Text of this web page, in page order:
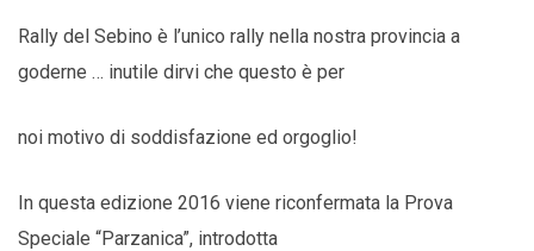
Rally del Sebino è l’unico rally nella nostra provincia a
goderne … inutile dirvi che questo è per
noi motivo di soddisfazione ed orgoglio!
In questa edizione 2016 viene riconfermata la Prova
Speciale “Parzanica”, introdotta